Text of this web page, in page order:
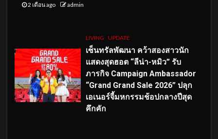
2 เดือน ago admin
LIVING UPDATE
เซ็นทรัลพัฒนา คว้าสองสาวนัก
แสดงสุดฮอต “ลีน่า-หมิว” รับ
ภารกิจ Campaign Ambassador
“Grand Grand Sale 2026” ปลุก
เอเนอร์จี้มหกรรมช้อปกลางปีสุด
คึกคัก